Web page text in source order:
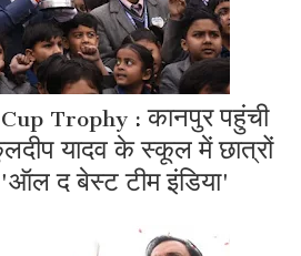
Trophy : कानपुर पहुंची
यादव के स्कूल में छात्रों
द बेस्ट टीम इंडिया'